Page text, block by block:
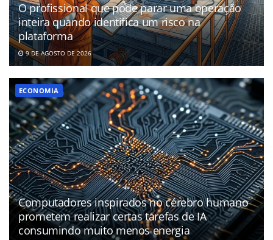
O profissional que pode parar uma operação
inteira quando identifica um risco na
plataforma
9 DE AGOSTO DE 2026
ECONOMIA
Computadores inspirados no cérebro humano
prometem realizar certas tarefas de IA
consumindo muito menos energia